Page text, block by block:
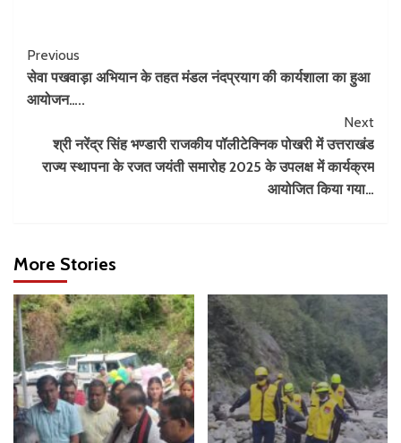
Previous
सेवा पखवाड़ा अभियान के तहत मंडल नंदप्रयाग की कार्यशाला का हुआ
आयोजन…..
Next
श्री नरेंद्र सिंह भण्डारी राजकीय पॉलीटेक्निक पोखरी में उत्तराखंड
राज्य स्थापना के रजत जयंती समारोह 2025 के उपलक्ष में कार्यक्रम
आयोजित किया गया…
More Stories